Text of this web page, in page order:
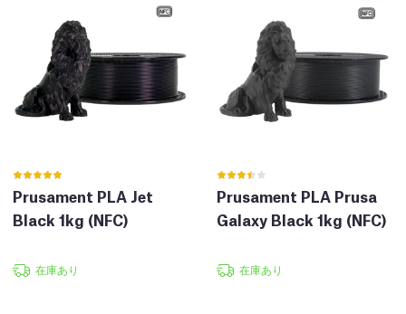
Prusament PLA Jet
Black 1kg (NFC)
在庫あり
Prusament PLA Prusa
Galaxy Black 1kg (NFC)
在庫あり